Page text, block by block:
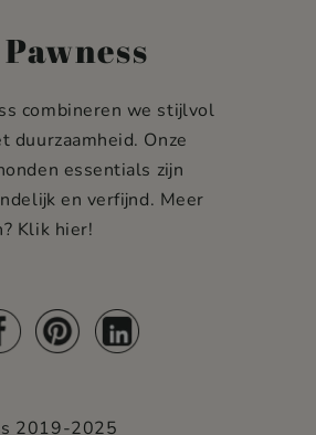
combineren we stijlvol
duurzaamheid. Onze
essentials zijn
en verfijnd. Meer
Klik hier!
2019-2025